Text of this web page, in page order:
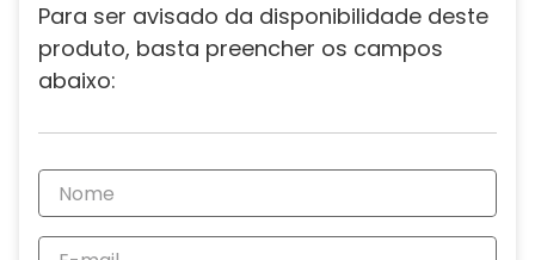
Para ser avisado da disponibilidade deste
produto, basta preencher os campos
abaixo: